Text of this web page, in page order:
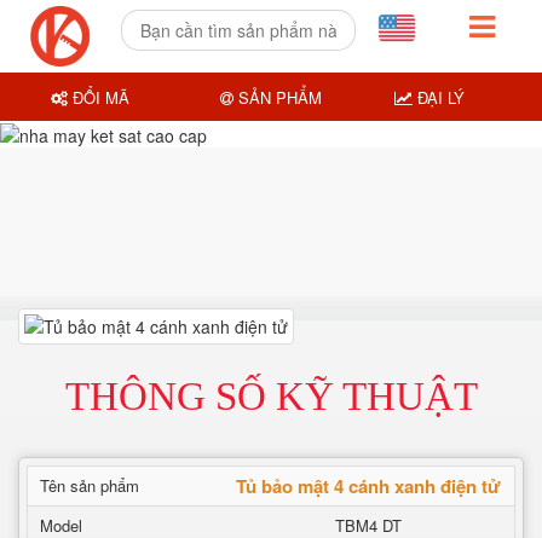
THÔNG SỐ KỸ THUẬT
Tên sản phẩm Tủ bảo mật 4 cánh xanh điện tử
Model
TBM4 DT
ĐỔI MÃ SẢN PHẨM ĐẠI LÝ